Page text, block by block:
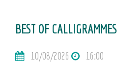
BEST OF CALLIGRAMMES
10/08/2026 16:00